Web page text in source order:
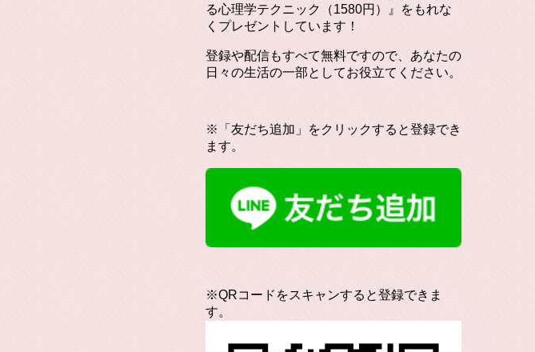
る心理学テクニック（1580円）』をもれな
くプレゼントしています！
登録や配信もすべて無料ですので、あなたの
日々の生活の一部としてお役立てください。
※「友だち追加」をクリックすると登録でき
ます。
※QRコードをスキャンすると登録できま
す。